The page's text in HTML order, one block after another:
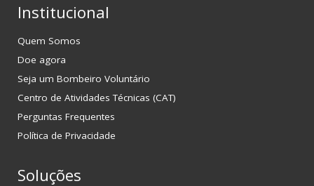
Institucional
Quem Somos
Doe agora
Seja um Bombeiro Voluntário
Centro de Atividades Técnicas (CAT)
Perguntas Frequentes
Política de Privacidade
Soluções